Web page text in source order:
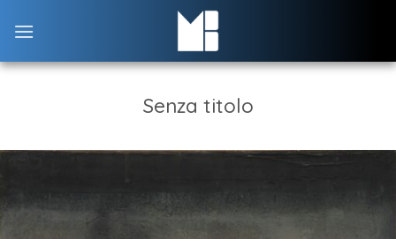
Senza titolo